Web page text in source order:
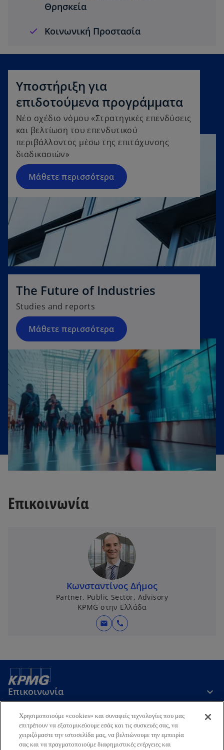
Θρησκεία
Κοινωνική Προστασία
Yποστήριξη για
επιδοτούμενα προγράμματα
Νέο σχέδιο νόμου «Στρατηγικές επενδύσεις
και βελτίωση του επενδυτικού
περιβάλλοντος μέσω της επιτάχυνσης
διαδικασιών»
Μάθετε περισσότερα
The Future of Industries
Studies and reports
Μάθετε περισσότερα
Επικοινωνία
Κωνσταντίνος Δήμος
Partner, Public Sector, Advisory
KPMG στην Ελλάδα
mail call
Επικοινωνία
Εταιρεία
Χρησιμοποιούμε «cookies» και συναφείς τεχνολογίες που μας
επιτρέπουν να εξατομικεύουμε εσάς και τις συσκευές σας, να
χειριζόμαστε την ιστοσελίδα μας, να βελτιώνουμε την εμπειρία
σας και να πραγματοποιούμε διαφημιστικές ενέργειες και